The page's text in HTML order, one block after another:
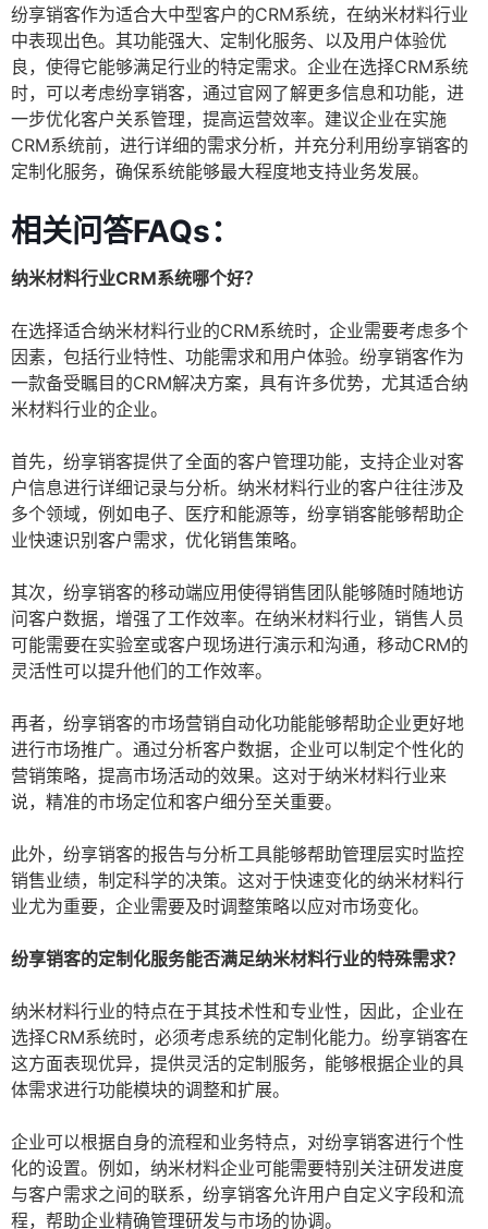
纷享销客作为适合大中型客户的CRM系统，在纳米材料行业
中表现出色。其功能强大、定制化服务、以及用户体验优
良，使得它能够满足行业的特定需求。企业在选择CRM系统
时，可以考虑纷享销客，通过官网了解更多信息和功能，进
一步优化客户关系管理，提高运营效率。建议企业在实施
CRM系统前，进行详细的需求分析，并充分利用纷享销客的
定制化服务，确保系统能够最大程度地支持业务发展。
相关问答FAQs：
纳米材料行业CRM系统哪个好？
在选择适合纳米材料行业的CRM系统时，企业需要考虑多个
因素，包括行业特性、功能需求和用户体验。纷享销客作为
一款备受瞩目的CRM解决方案，具有许多优势，尤其适合纳
米材料行业的企业。
首先，纷享销客提供了全面的客户管理功能，支持企业对客
户信息进行详细记录与分析。纳米材料行业的客户往往涉及
多个领域，例如电子、医疗和能源等，纷享销客能够帮助企
业快速识别客户需求，优化销售策略。
其次，纷享销客的移动端应用使得销售团队能够随时随地访
问客户数据，增强了工作效率。在纳米材料行业，销售人员
可能需要在实验室或客户现场进行演示和沟通，移动CRM的
灵活性可以提升他们的工作效率。
再者，纷享销客的市场营销自动化功能能够帮助企业更好地
进行市场推广。通过分析客户数据，企业可以制定个性化的
营销策略，提高市场活动的效果。这对于纳米材料行业来
说，精准的市场定位和客户细分至关重要。
此外，纷享销客的报告与分析工具能够帮助管理层实时监控
销售业绩，制定科学的决策。这对于快速变化的纳米材料行
业尤为重要，企业需要及时调整策略以应对市场变化。
纷享销客的定制化服务能否满足纳米材料行业的特殊需求？
纳米材料行业的特点在于其技术性和专业性，因此，企业在
选择CRM系统时，必须考虑系统的定制化能力。纷享销客在
这方面表现优异，提供灵活的定制服务，能够根据企业的具
体需求进行功能模块的调整和扩展。
企业可以根据自身的流程和业务特点，对纷享销客进行个性
化的设置。例如，纳米材料企业可能需要特别关注研发进度
与客户需求之间的联系，纷享销客允许用户自定义字段和流
程，帮助企业精确管理研发与市场的协调。